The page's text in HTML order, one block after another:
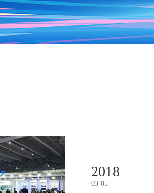
2018
03-05